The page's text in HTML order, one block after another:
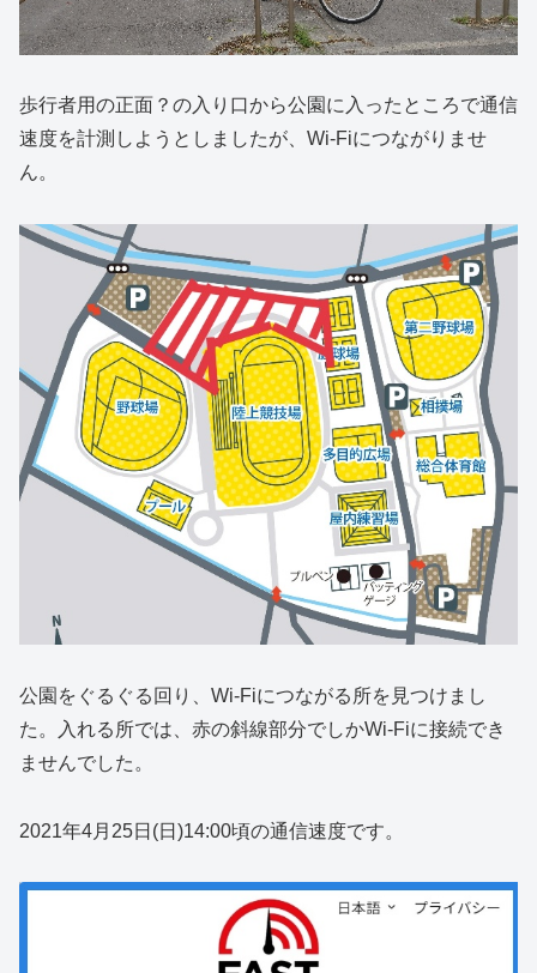
歩行者用の正面？の入り口から公園に入ったところで通信
速度を計測しようとしましたが、Wi-Fiにつながりませ
ん。
公園をぐるぐる回り、Wi-Fiにつながる所を見つけまし
た。入れる所では、赤の斜線部分でしかWi-Fiに接続でき
ませんでした。
2021年4月25日(日)14:00頃の通信速度です。